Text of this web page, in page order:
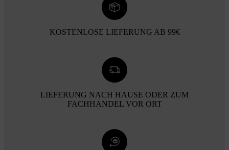
KOSTENLOSE LIEFERUNG AB 99€
LIEFERUNG NACH HAUSE ODER ZUM
FACHHANDEL VOR ORT